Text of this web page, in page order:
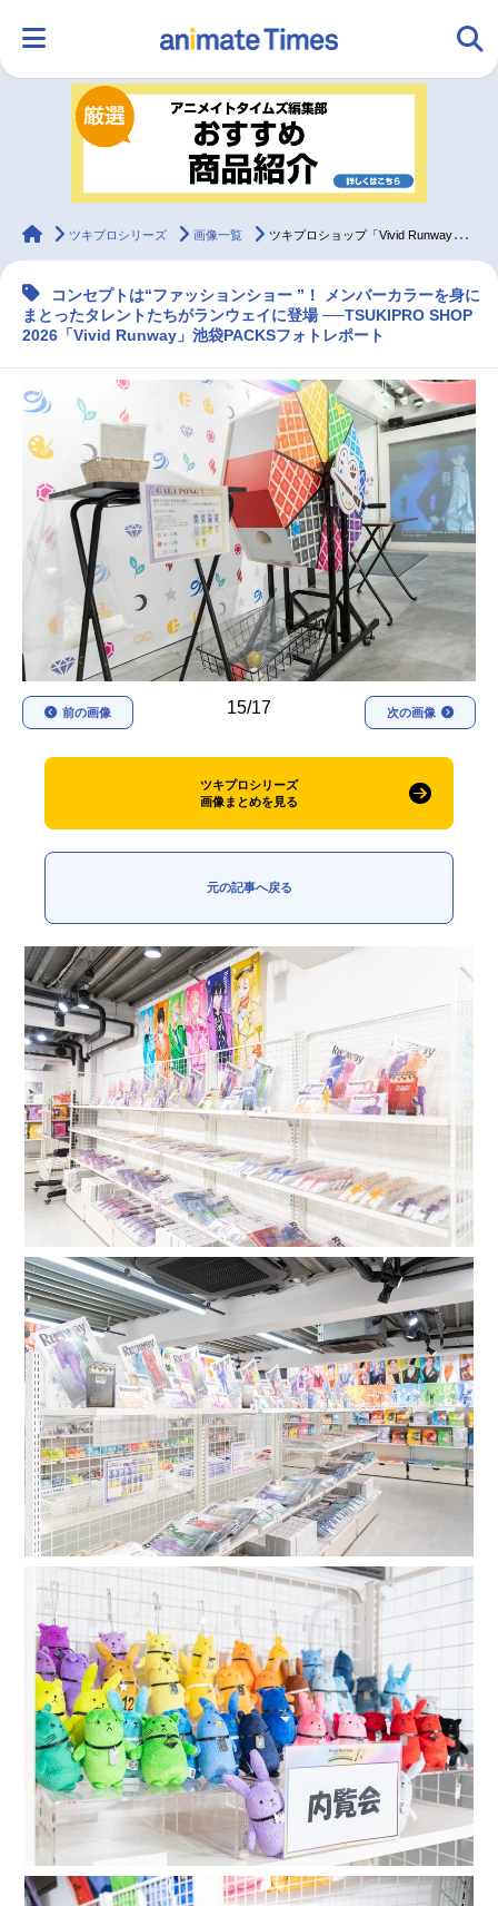
ランキング アニメ
ラジオ みんなの声 グッズ
マンガ・ラノベ ゲーム・アプリ 音楽 コスプレ
2.5次元 配信・Vtuber トレンド 無料マンガ
最新記事一覧
アニメ記事一覧 声優記事一覧
アニメ映画一覧 実写化映画一覧
今期アニメ曜日別一覧
春アニメ 夏アニメ
秋アニメ 冬アニメ
男性声優/女性声優一覧
FOLLOW US
animateTimes
ツキプロシリーズ 画像一覧 ツキプロショップ「Vivid Runway」池袋PACKSフォトレポート
コンセプトは“ファッションショー ”！ メンバーカラーを身に
まとったタレントたちがランウェイに登場 ──TSUKIPRO SHOP
2026「Vivid Runway」池袋PACKSフォトレポート
15/17
前の画像 次の画像
ツキプロシリーズ
画像まとめを見る
元の記事へ戻る